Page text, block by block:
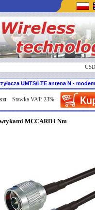
UMTS/LTE antena N - modem
Stawka VAT: 23%.
MCCARD i Nm